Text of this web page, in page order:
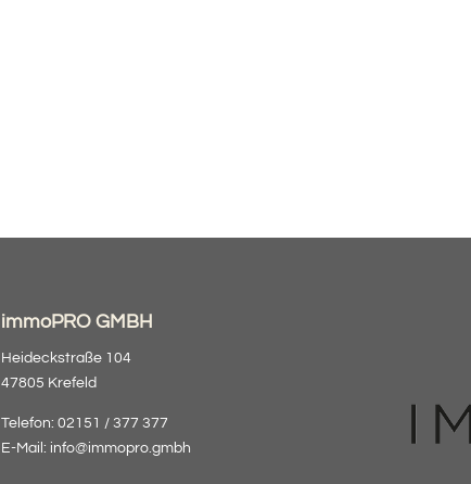
immoPRO GMBH
Heideckstraße 104
47805 Krefeld
Telefon: 02151 / 377 377
E-Mail: info@immopro.gmbh